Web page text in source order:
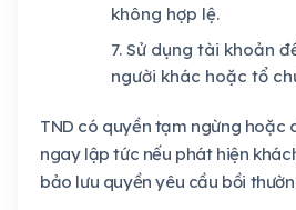
không hợp lệ.
Sử dụng tài khoản
người khác hoặc tổ
TND có quyền tạm ngừng hoặc
ngay lập tức nếu phát hiện
bảo lưu quyền yêu cầu bồi